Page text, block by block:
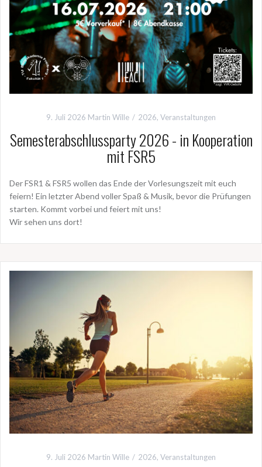
9. Juli 2026 Martin Wille 2026, Veranstaltungen
Semesterabschlussparty 2026 - in Kooperation
mit FSR5
Der FSR1 & FSR5 wollen das Ende der Vorlesungszeit mit euch
feiern! Ein letzter Abend voller Spaß & Musik, bevor die Prüfungen
starten. Kommt vorbei und feiert mit uns!
Wir sehen uns dort!
9. Juli 2026 Martin Wille 2026, Veranstaltungen